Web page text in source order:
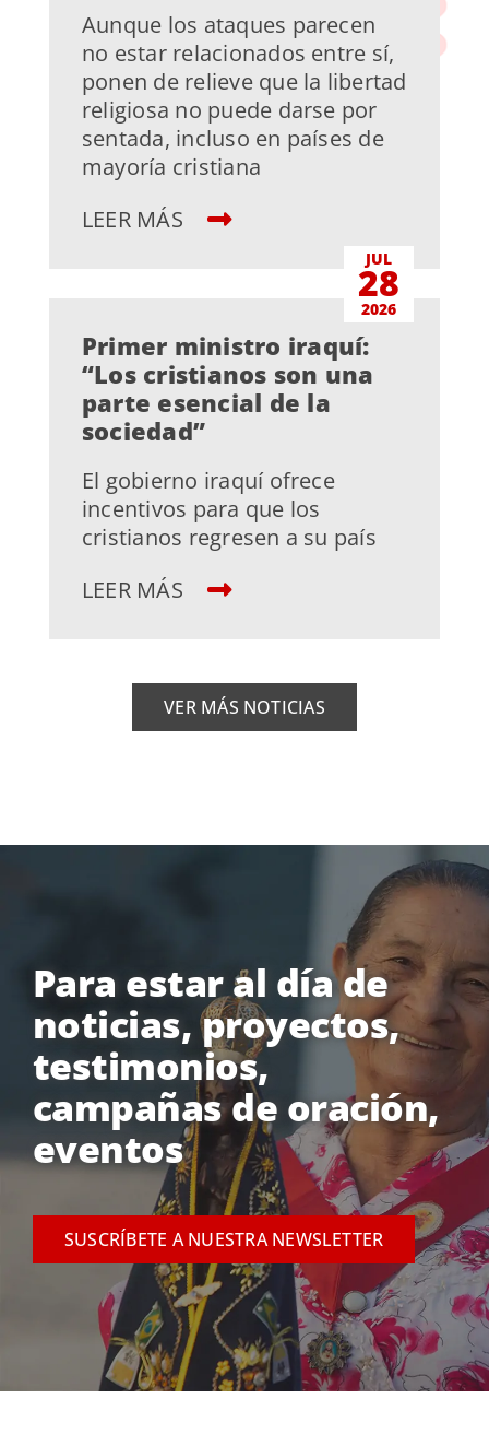
Aunque los ataques parecen
no estar relacionados entre sí,
ponen de relieve que la libertad
religiosa no puede darse por
sentada, incluso en países de
mayoría cristiana
LEER MÁS
JUL
28
2026
Primer ministro iraquí:
“Los cristianos son una
parte esencial de la
sociedad”
El gobierno iraquí ofrece
incentivos para que los
cristianos regresen a su país
LEER MÁS
VER MÁS NOTICIAS
Para estar al día de
noticias, proyectos,
testimonios,
campañas de oración,
eventos
SUSCRÍBETE A NUESTRA NEWSLETTER